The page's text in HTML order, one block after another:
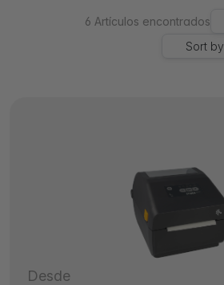
6 Artículos encontrados
Sort by
Desde